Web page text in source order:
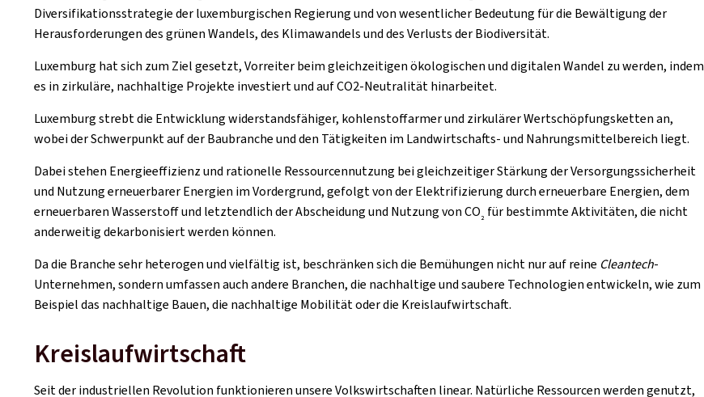
Diversifikationsstrategie der luxemburgischen Regierung und von wesentlicher Bedeutung für die Bewältigung der
Herausforderungen des grünen Wandels, des Klimawandels und des Verlusts der Biodiversität.
Luxemburg hat sich zum Ziel gesetzt, Vorreiter beim gleichzeitigen ökologischen und digitalen Wandel zu werden, indem
es in zirkuläre, nachhaltige Projekte investiert und auf CO2-Neutralität hinarbeitet.
Luxemburg strebt die Entwicklung widerstandsfähiger, kohlenstoffarmer und zirkulärer Wertschöpfungsketten an,
wobei der Schwerpunkt auf der Baubranche und den Tätigkeiten im Landwirtschafts- und Nahrungsmittelbereich liegt.
Dabei stehen Energieeffizienz und rationelle Ressourcennutzung bei gleichzeitiger Stärkung der Versorgungssicherheit
und Nutzung erneuerbarer Energien im Vordergrund, gefolgt von der Elektrifizierung durch erneuerbare Energien, dem
erneuerbaren Wasserstoff und letztendlich der Abscheidung und Nutzung von CO2 für bestimmte Aktivitäten, die nicht
anderweitig dekarbonisiert werden können.
Da die Branche sehr heterogen und vielfältig ist, beschränken sich die Bemühungen nicht nur auf reine Cleantech-
Unternehmen, sondern umfassen auch andere Branchen, die nachhaltige und saubere Technologien entwickeln, wie zum
Beispiel das nachhaltige Bauen, die nachhaltige Mobilität oder die Kreislaufwirtschaft.
Kreislaufwirtschaft
Seit der industriellen Revolution funktionieren unsere Volkswirtschaften linear. Natürliche Ressourcen werden genutzt,